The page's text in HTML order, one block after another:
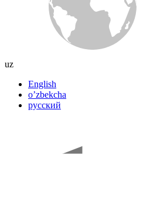
uz
English
oʼzbekcha
русский